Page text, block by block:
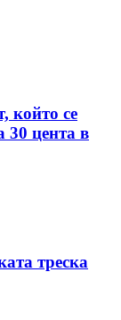
който се
30 цента в
треска